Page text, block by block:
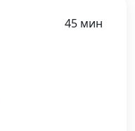
45 мин